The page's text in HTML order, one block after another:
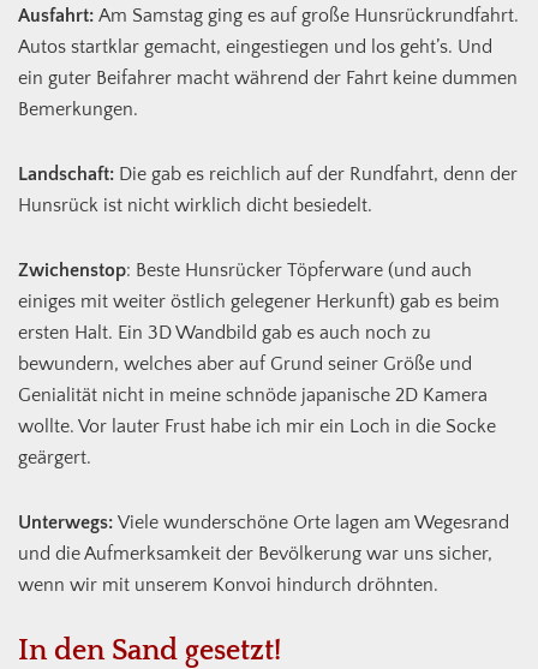
Ausfahrt: Am Samstag ging es auf große Hunsrückrundfahrt.
Autos startklar gemacht, eingestiegen und los geht’s. Und
ein guter Beifahrer macht während der Fahrt keine dummen
Bemerkungen.
Landschaft: Die gab es reichlich auf der Rundfahrt, denn der
Hunsrück ist nicht wirklich dicht besiedelt.
Zwichenstop: Beste Hunsrücker Töpferware (und auch
einiges mit weiter östlich gelegener Herkunft) gab es beim
ersten Halt. Ein 3D Wandbild gab es auch noch zu
bewundern, welches aber auf Grund seiner Größe und
Genialität nicht in meine schnöde japanische 2D Kamera
wollte. Vor lauter Frust habe ich mir ein Loch in die Socke
geärgert.
Unterwegs: Viele wunderschöne Orte lagen am Wegesrand
und die Aufmerksamkeit der Bevölkerung war uns sicher,
wenn wir mit unserem Konvoi hindurch dröhnten.
In den Sand gesetzt!